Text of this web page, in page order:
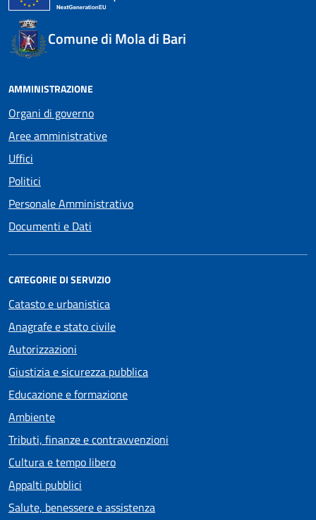
Comune di Mola di Bari
AMMINISTRAZIONE
Organi di governo
Aree amministrative
Uffici
Politici
Personale Amministrativo
Documenti e Dati
CATEGORIE DI SERVIZIO
Catasto e urbanistica
Anagrafe e stato civile
Autorizzazioni
Giustizia e sicurezza pubblica
Educazione e formazione
Ambiente
Tributi, finanze e contravvenzioni
Cultura e tempo libero
Appalti pubblici
Salute, benessere e assistenza